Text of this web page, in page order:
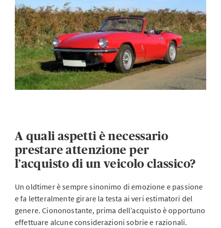
A quali aspetti è necessario
prestare attenzione per
l’acquisto di un veicolo classico?
Un oldtimer è sempre sinonimo di emozione e passione
e fa letteralmente girare la testa ai veri estimatori del
genere. Ciononostante, prima dell’acquisto è opportuno
effettuare alcune considerazioni sobrie e razionali.